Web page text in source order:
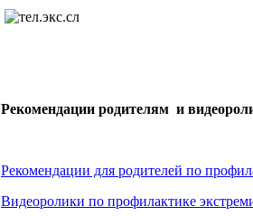
Рекомендации родителям и
Рекомендации для родителей по
Видеоролики по профилактике